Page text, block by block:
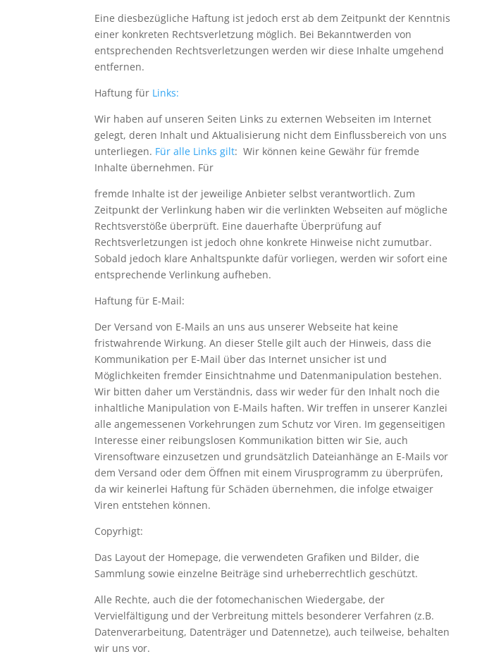
Eine diesbezügliche Haftung ist jedoch erst ab dem Zeitpunkt der Kenntnis
einer konkreten Rechtsverletzung möglich. Bei Bekanntwerden von
entsprechenden Rechtsverletzungen werden wir diese Inhalte umgehend
entfernen.
Haftung für Links:
Wir haben auf unseren Seiten Links zu externen Webseiten im Internet
gelegt, deren Inhalt und Aktualisierung nicht dem Einflussbereich von uns
unterliegen. Für alle Links gilt: Wir können keine Gewähr für fremde
Inhalte übernehmen. Für
fremde Inhalte ist der jeweilige Anbieter selbst verantwortlich. Zum
Zeitpunkt der Verlinkung haben wir die verlinkten Webseiten auf mögliche
Rechtsverstöße überprüft. Eine dauerhafte Überprüfung auf
Rechtsverletzungen ist jedoch ohne konkrete Hinweise nicht zumutbar.
Sobald jedoch klare Anhaltspunkte dafür vorliegen, werden wir sofort eine
entsprechende Verlinkung aufheben.
Haftung für E-Mail:
Der Versand von E-Mails an uns aus unserer Webseite hat keine
fristwahrende Wirkung. An dieser Stelle gilt auch der Hinweis, dass die
Kommunikation per E-Mail über das Internet unsicher ist und
Möglichkeiten fremder Einsichtnahme und Datenmanipulation bestehen.
Wir bitten daher um Verständnis, dass wir weder für den Inhalt noch die
inhaltliche Manipulation von E-Mails haften. Wir treffen in unserer Kanzlei
alle angemessenen Vorkehrungen zum Schutz vor Viren. Im gegenseitigen
Interesse einer reibungslosen Kommunikation bitten wir Sie, auch
Virensoftware einzusetzen und grundsätzlich Dateianhänge an E-Mails vor
dem Versand oder dem Öffnen mit einem Virusprogramm zu überprüfen,
da wir keinerlei Haftung für Schäden übernehmen, die infolge etwaiger
Viren entstehen können.
Copyrhigt:
Das Layout der Homepage, die verwendeten Grafiken und Bilder, die
Sammlung sowie einzelne Beiträge sind urheberrechtlich geschützt.
Alle Rechte, auch die der fotomechanischen Wiedergabe, der
Vervielfältigung und der Verbreitung mittels besonderer Verfahren (z.B.
Datenverarbeitung, Datenträger und Datennetze), auch teilweise, behalten
wir uns vor.